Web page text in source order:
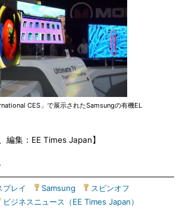
CES」で展示されたSamsungの有機EL
編集：EE Times Japan】
プレイ Samsung スピンオフ
ビジネスニュース（EE Times Japan）